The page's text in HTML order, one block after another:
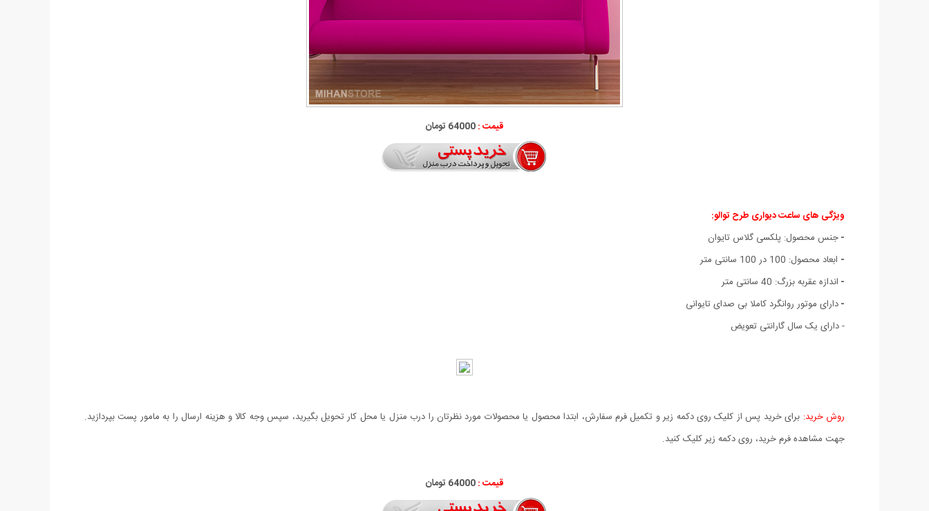
قیمت :64000 تومان
ویژگی های ساعت دیواری طرح توالو:
-جنس محصول: پلکسی گلاس تايوان
- ابعاد محصول: 100 در 100 سانتی متر
- اندازه عقربه بزرگ: 40 سانتی متر
-دارای موتور روانگرد کاملا بی صدای تایوانی
- دارای یک سال گارانتی تعویض
روش خرید: برای خرید پس از کلیک روی دکمه زیر و تکمیل فرم سفارش، ابتدا محصول یا محصولات مورد نظرتان را درب منزل یا محل کار تحویل بگیرید، سپس وجه کالا و هزینه ارسال را به مامور پست بپردازید.
جهت مشاهده فرم خرید، روی دکمه زیر کلیک کنید.
قیمت :64000 تومان